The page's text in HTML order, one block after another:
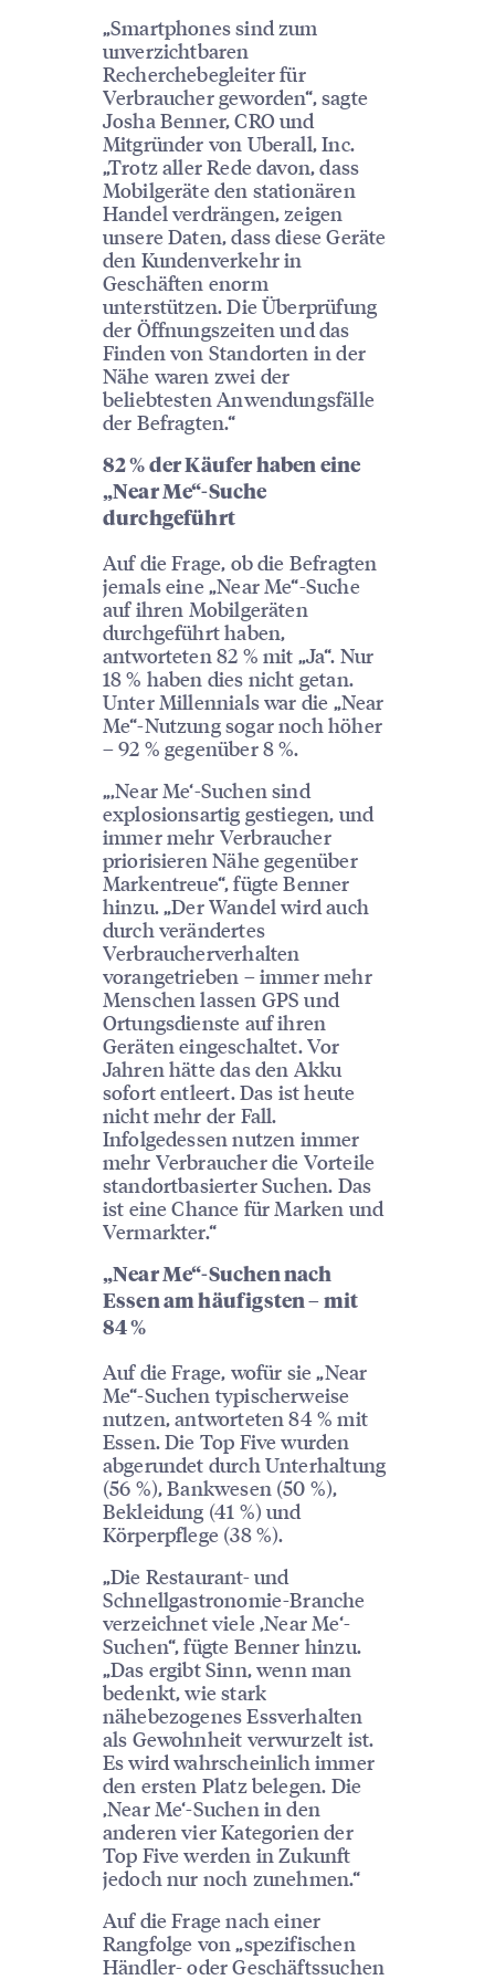
„Smartphones sind zum
unverzichtbaren
Recherchebegleiter für
Verbraucher geworden“, sagte
Josha Benner, CRO und
Mitgründer von Uberall, Inc.
„Trotz aller Rede davon, dass
Mobilgeräte den stationären
Handel verdrängen, zeigen
unsere Daten, dass diese Geräte
den Kundenverkehr in
Geschäften enorm
unterstützen. Die Überprüfung
der Öffnungszeiten und das
Finden von Standorten in der
Nähe waren zwei der
beliebtesten Anwendungsfälle
der Befragten.“
82 % der Käufer haben eine
„Near Me“-Suche
durchgeführt
Auf die Frage, ob die Befragten
jemals eine „Near Me“-Suche
auf ihren Mobilgeräten
durchgeführt haben,
antworteten 82 % mit „Ja“. Nur
18 % haben dies nicht getan.
Unter Millennials war die „Near
Me“-Nutzung sogar noch höher
– 92 % gegenüber 8 %.
„‚Near Me‘-Suchen sind
explosionsartig gestiegen, und
immer mehr Verbraucher
priorisieren Nähe gegenüber
Markentreue“, fügte Benner
hinzu. „Der Wandel wird auch
durch verändertes
Verbraucherverhalten
vorangetrieben – immer mehr
Menschen lassen GPS und
Ortungsdienste auf ihren
Geräten eingeschaltet. Vor
Jahren hätte das den Akku
sofort entleert. Das ist heute
nicht mehr der Fall.
Infolgedessen nutzen immer
mehr Verbraucher die Vorteile
standortbasierter Suchen. Das
ist eine Chance für Marken und
Vermarkter.“
„Near Me“-Suchen nach
Essen am häufigsten – mit
84 %
Auf die Frage, wofür sie „Near
Me“-Suchen typischerweise
nutzen, antworteten 84 % mit
Essen. Die Top Five wurden
abgerundet durch Unterhaltung
(56 %), Bankwesen (50 %),
Bekleidung (41 %) und
Körperpflege (38 %).
„Die Restaurant- und
Schnellgastronomie-Branche
verzeichnet viele ‚Near Me‘-
Suchen“, fügte Benner hinzu.
„Das ergibt Sinn, wenn man
bedenkt, wie stark
nähebezogenes Essverhalten
als Gewohnheit verwurzelt ist.
Es wird wahrscheinlich immer
den ersten Platz belegen. Die
‚Near Me‘-Suchen in den
anderen vier Kategorien der
Top Five werden in Zukunft
jedoch nur noch zunehmen.“
Auf die Frage nach einer
Rangfolge von „spezifischen
Händler- oder Geschäftssuchen